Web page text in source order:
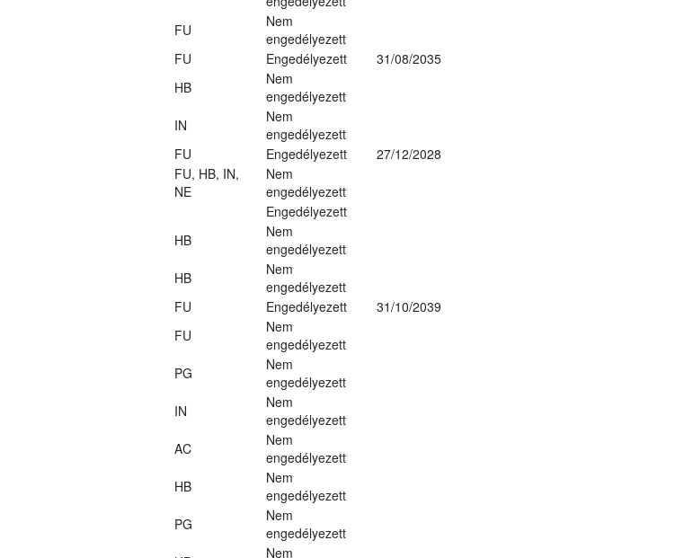
FU
Nem
engedélyezett
FU Engedélyezett
31/08/2035
HB
Nem
engedélyezett
IN
Nem
engedélyezett
FU Engedélyezett
27/12/2028
FU, HB, IN,
NE
Nem
engedélyezett
Engedélyezett
HB
Nem
engedélyezett
HB
Nem
engedélyezett
FU Engedélyezett
31/10/2039
FU
Nem
engedélyezett
PG
Nem
engedélyezett
IN
Nem
engedélyezett
AC
Nem
engedélyezett
HB
Nem
engedélyezett
PG
Nem
engedélyezett
Nem